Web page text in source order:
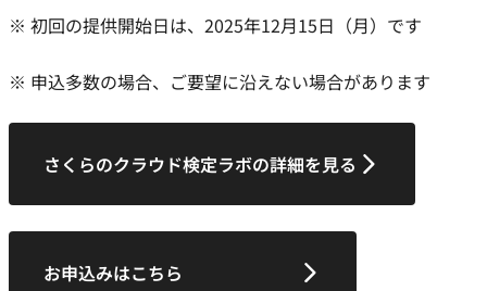
※ 初回の提供開始日は、2025年12月15日（月）です
※ 申込多数の場合、ご要望に沿えない場合があります
さくらのクラウド検定ラボの詳細を見る
お申込みはこちら